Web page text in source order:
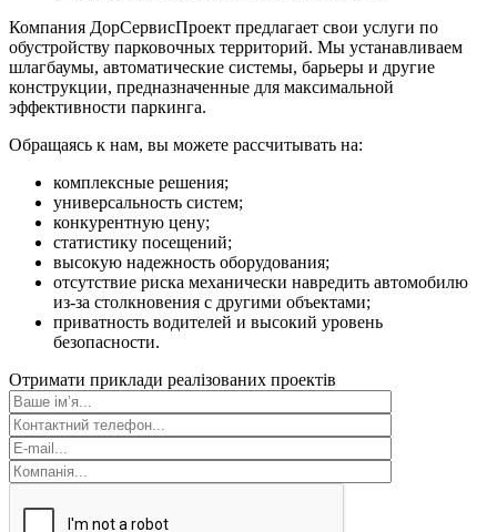
Компания ДорСервисПроект предлагает свои услуги по
обустройству парковочных территорий. Мы устанавливаем
шлагбаумы, автоматические системы, барьеры и другие
конструкции, предназначенные для максимальной
эффективности паркинга.
Обращаясь к нам, вы можете рассчитывать на:
комплексные решения;
универсальность систем;
конкурентную цену;
статистику посещений;
высокую надежность оборудования;
отсутствие риска механически навредить автомобилю
из-за столкновения с другими объектами;
приватность водителей и высокий уровень
безопасности.
Отримати приклади реалізованих проектів